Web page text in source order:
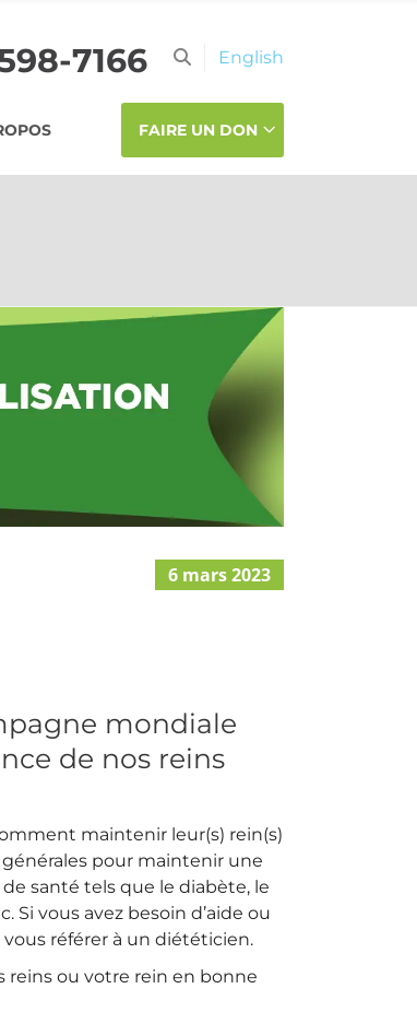
7166 English
FAIRE UN DON
6 mars 2023
mondiale
de nos reins
maintenir leur(s) rein(s)
pour maintenir une
santé tels que le diabète, le
Si vous avez besoin d’aide ou
référer à un diététicien.
reins ou votre rein en bonne